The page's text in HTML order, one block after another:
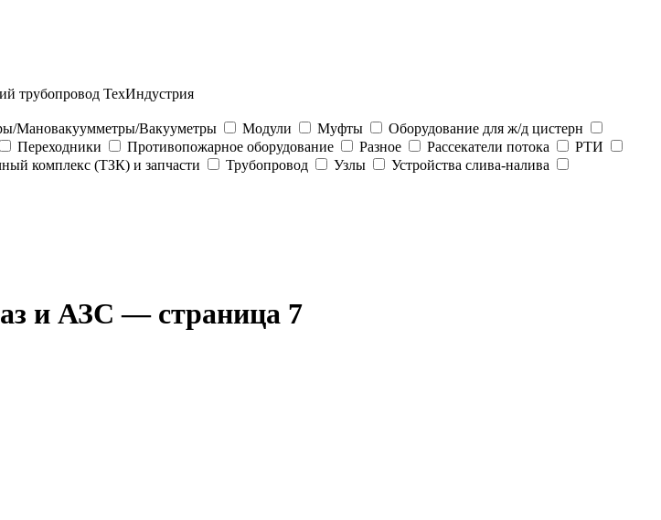
трубопровод ТехИндустрия
Мановакуумметры/Вакууметры Модули Муфты
Оборудование для ж/д цистерн
Переходники Противопожарное оборудование Разное Рассекатели потока
РТИ
комплекс (ТЗК) и запчасти Трубопровод Узлы
Устройства слива-налива
и АЗС — страница 7